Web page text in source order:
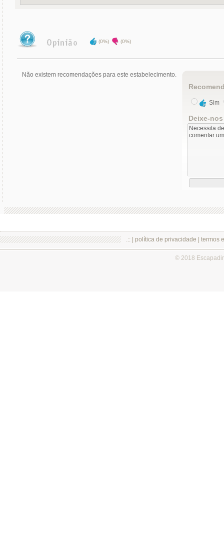
(0%) (0%)
Não existem recomendações para este estabelecimento.
Sim
Deixe-
.:: | política de privacidade termos
© 2018